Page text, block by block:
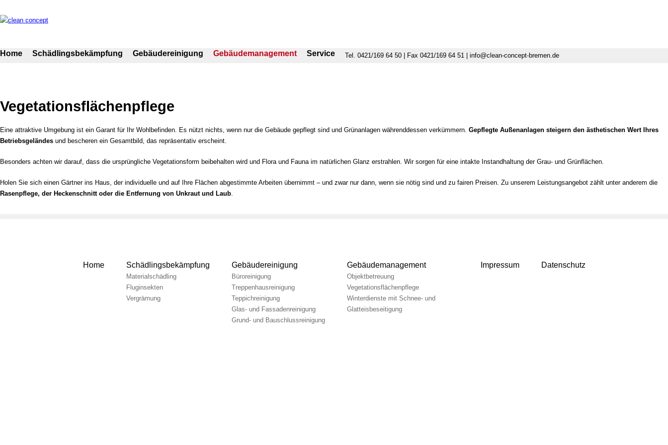
Home Schädlingsbekämpfung Gebäudereinigung Gebäudemanagement Service Tel. 0421/169 64 50 | Fax 0421/169 64 51 | info@clean-concept-bremen.de
Vegetationsflächenpflege
Eine attraktive Umgebung ist ein Garant für Ihr Wohlbefinden. Es nützt nichts, wenn nur die Gebäude gepflegt sind und Grünanlagen währenddessen verkümmern. Gepflegte Außenanlagen steigern den ästhetischen Wert Ihres
Betriebsgeländes und bescheren ein Gesamtbild, das repräsentativ erscheint.
Besonders achten wir darauf, dass die ursprüngliche Vegetationsform beibehalten wird und Flora und Fauna im natürlichen Glanz erstrahlen. Wir sorgen für eine intakte Instandhaltung der Grau- und Grünflächen.
Holen Sie sich einen Gärtner ins Haus, der individuelle und auf Ihre Flächen abgestimmte Arbeiten übernimmt –und zwar nur dann, wenn sie nötig sind und zu fairen Preisen. Zu unserem Leistungsangebot zählt unter anderem die
Rasenpflege, der Heckenschnitt oder die Entfernung von Unkraut und Laub.
Home Schädlingsbekämpfung
Materialschädling
Fluginsekten
Vergrämung
Gebäudereinigung
Büroreinigung
Treppenhausreinigung
Teppichreinigung
Glas- und Fassadenreinigung
Grund- und Bauschlussreinigung
Gebäudemanagement
Objektbetreuung
Vegetationsflächenpflege
Winterdienste mit Schnee- und
Glatteisbeseitigung
Impressum Datenschutz